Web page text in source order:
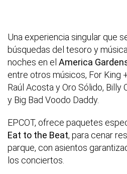
Una experiencia singular que
búsquedas del tesoro y
noches en el America
entre otros músicos, For King
Raúl Acosta y Oro Sólido, Billy
y Big Bad Voodo Daddy.
EPCOT, ofrece paquetes
Eat to the Beat, para cenar
parque, con asientos
los conciertos.